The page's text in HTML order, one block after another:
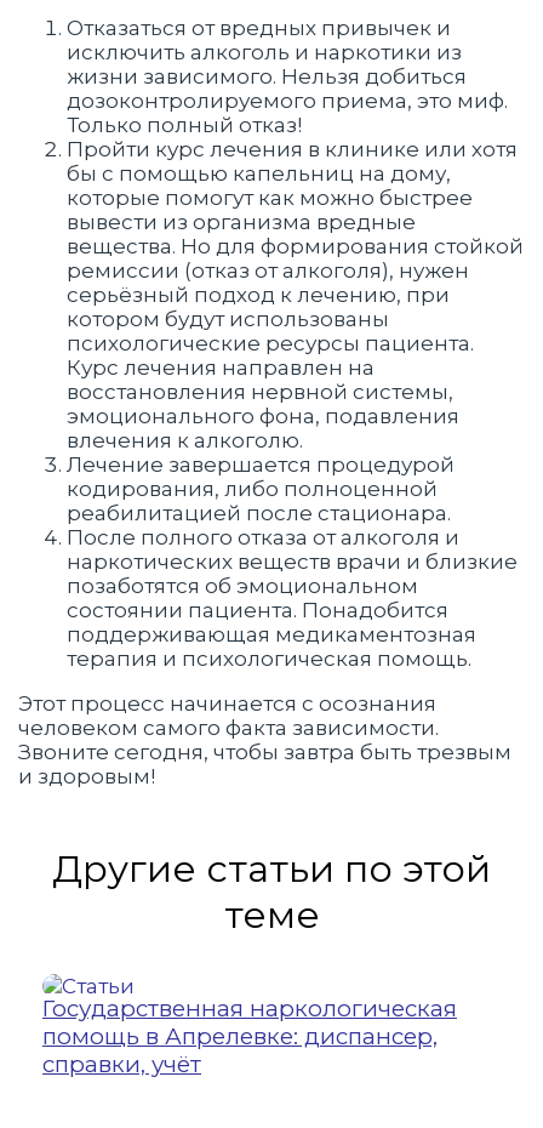
Отказаться от вредных привычек и
исключить алкоголь и наркотики из
жизни зависимого. Нельзя добиться
дозоконтролируемого приема, это миф.
Только полный отказ!
Пройти курс лечения в клинике или хотя
бы с помощью капельниц на дому,
которые помогут как можно быстрее
вывести из организма вредные
вещества. Но для формирования стойкой
ремиссии (отказ от алкоголя), нужен
серьёзный подход к лечению, при
котором будут использованы
психологические ресурсы пациента.
Курс лечения направлен на
восстановления нервной системы,
эмоционального фона, подавления
влечения к алкоголю.
Лечение завершается процедурой
кодирования, либо полноценной
реабилитацией после стационара.
После полного отказа от алкоголя и
наркотических веществ врачи и близкие
позаботятся об эмоциональном
состоянии пациента. Понадобится
поддерживающая медикаментозная
терапия и психологическая помощь.
Этот процесс начинается с осознания
человеком самого факта зависимости.
Звоните сегодня, чтобы завтра быть трезвым
и здоровым!
Другие статьи по этой
теме
Государственная наркологическая
помощь в Апрелевке: диспансер,
справки, учёт